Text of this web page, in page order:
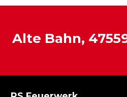
Alte Bahn,